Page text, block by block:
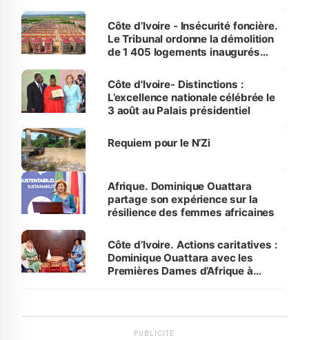
Côte d’Ivoire - Insécurité foncière.
Le Tribunal ordonne la démolition
de 1 405 logements inaugurés
Bassam
Côte d'Ivoire- Distinctions :
L’excellence nationale célébrée le
3 août au Palais présidentiel
Requiem pour le N’Zi
Afrique. Dominique Ouattara
partage son expérience sur la
résilience des femmes africaines
Côte d’Ivoire. Actions caritatives :
Dominique Ouattara avec les
Premières Dames d’Afrique à
PUBLICITÉ